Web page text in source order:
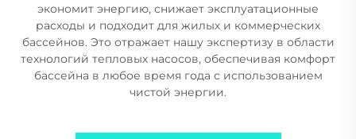
экономит энергию, снижает эксплуатационные
расходы и подходит для жилых и коммерческих
бассейнов. Это отражает нашу экспертизу в области
технологий тепловых насосов, обеспечивая комфорт
бассейна в любое время года с использованием
чистой энергии.